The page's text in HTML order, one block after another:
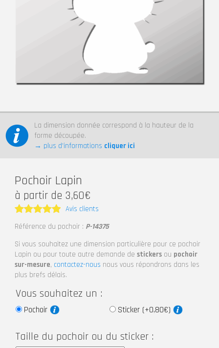
La dimension donnée correspond à la hauteur de la
forme découpée.
→ plus d’informations cliquer ici
Pochoir Lapin
à partir de 3,60€
Note5
Avis clients
Référence du pochoir : P-14375
Si vous souhaitez une dimension particulière pour ce pochoir
Lapin ou pour toute autre demande de stickers ou pochoir
sur-mesure, contactez-nous nous vous répondrons dans les
plus brefs délais.
Vous souhaitez un :
Pochoir Sticker (+0,80€)
Taille du pochoir ou du sticker :